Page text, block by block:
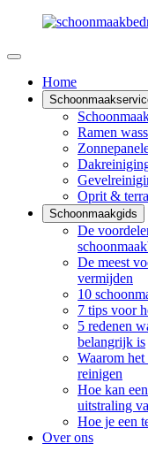
Home
Ramen
Oprit &
Schoonmaakgids
De
De meest
vermijden
10
7 tips voor
5 redenen
belangrijk is
Waarom
reinigen
Hoe kan
uitstraling
Hoe je een
Over ons